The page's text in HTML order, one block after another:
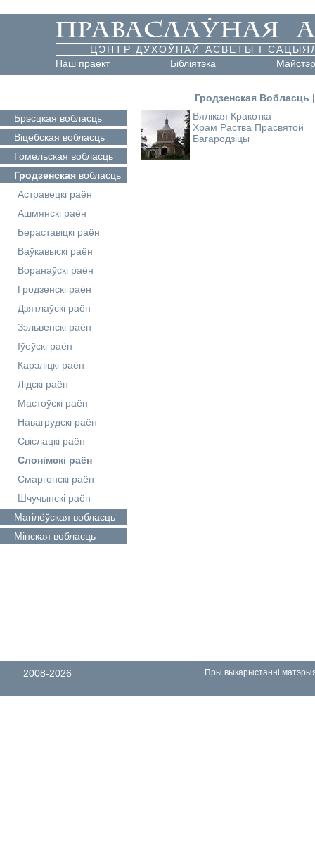
ЦЭНТР ДУХОЎНАЙ АСВЕТЫ І
Наш праект
Бібліятэка
Гродзенская Вобласць
Брэсцкая вобласць
Віцебская вобласць
Гомельская вобласць
Гродзенская вобласць
Астравецкі раён
Ашмянскі раён
Бераставіцкі раён
Ваўкавыскі раён
Воранаўскі раён
Гродзенскі раён
Дзятлаўскі раён
Зэльвенскі раён
Іўеўскі раён
Карэліцкі раён
Лідскі раён
Мастоўскі раён
Навагрудскі раён
Свіслацкі раён
Слонімскі раён
Смаргонскі раён
Шчучынскі раён
Магілёўская вобласць
Мінская вобласць
Вялікая Кракотка
Храм Раства Прасвятой
Багародзіцы
2008-2026 Пры выкарыстанні